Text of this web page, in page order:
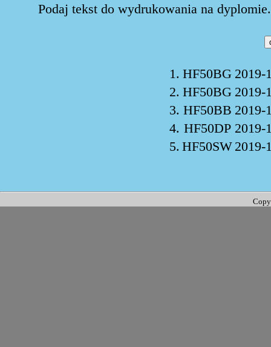
Podaj tekst do wydrukowania na
1. HF50BG 2019-
2. HF50BG 2019-
3. HF50BB 2019-
4. HF50DP 2019-
5. HF50SW 2019-